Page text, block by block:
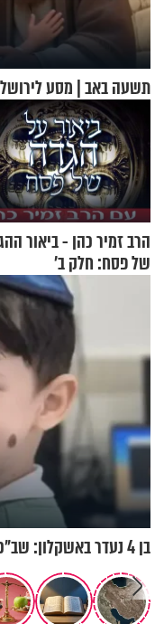
תשעה באב | מסע
הרב זמיר כהן - ביאור
של פסח: חלק ב’
בן 4 נעדר באשקלון: שב"כ הצטרף למאמצי האיתור